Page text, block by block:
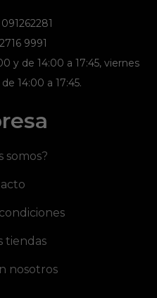
9991
y de 14:00 a 17:45, viernes
14:00 a 17:45.
somos?
tiendas
nosotros